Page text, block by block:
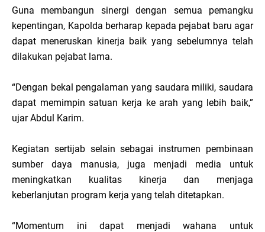
Guna membangun sinergi dengan semua pemangku
kepentingan, Kapolda berharap kepada pejabat baru agar
dapat meneruskan kinerja baik yang sebelumnya telah
dilakukan pejabat lama.
“Dengan bekal pengalaman yang saudara miliki, saudara
dapat memimpin satuan kerja ke arah yang lebih baik,”
ujar Abdul Karim.
Kegiatan sertijab selain sebagai instrumen pembinaan
sumber daya manusia, juga menjadi media untuk
meningkatkan kualitas kinerja dan menjaga
keberlanjutan program kerja yang telah ditetapkan.
“Momentum ini dapat menjadi wahana untuk